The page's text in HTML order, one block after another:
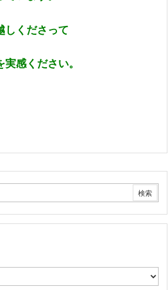
しくださって
感ください。